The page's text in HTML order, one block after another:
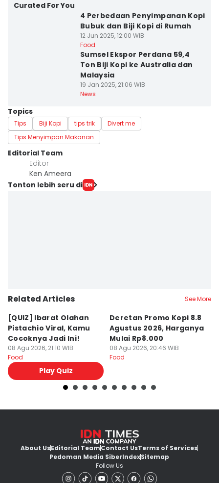
Curated For You
4 Perbedaan Penyimpanan Kopi
Bubuk dan Biji Kopi di Rumah
12 Jun 2025, 12:00 WIB
Food
Sumsel Ekspor Perdana 59,4
Ton Biji Kopi ke Australia dan
Malaysia
19 Jan 2025, 21:06 WIB
News
Topics
Tips Biji Kopi tips trik
Divert me
Tips Menyimpan Makanan
Editorial Team
Editor
Ken Ameera
Tonton lebih seru di
Related Articles See More
[QUIZ] Ibarat Olahan
Pistachio Viral, Kamu
Cocoknya Jadi Ini!
08 Agu 2026, 21:10 WIB
Food
Play Quiz
Deretan Promo Kopi 8.8
Agustus 2026, Harganya
Mulai Rp8.000
08 Agu 2026, 20:46 WIB
Food
About UsEditorial TeamContact UsTerms of Services
Pedoman Media SiberIndexSitemap
Follow Us